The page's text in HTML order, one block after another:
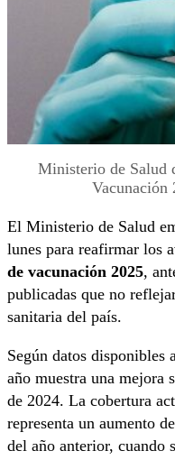
Ministerio de Salud
Vacunación
El Ministerio de Salud
lunes para reafirmar los
de vacunación 2025,
publicadas que no
sanitaria del país.
Según datos disponibles
año muestra una mejora
de 2024. La cobertura
representa un aumento
del año anterior, cuando